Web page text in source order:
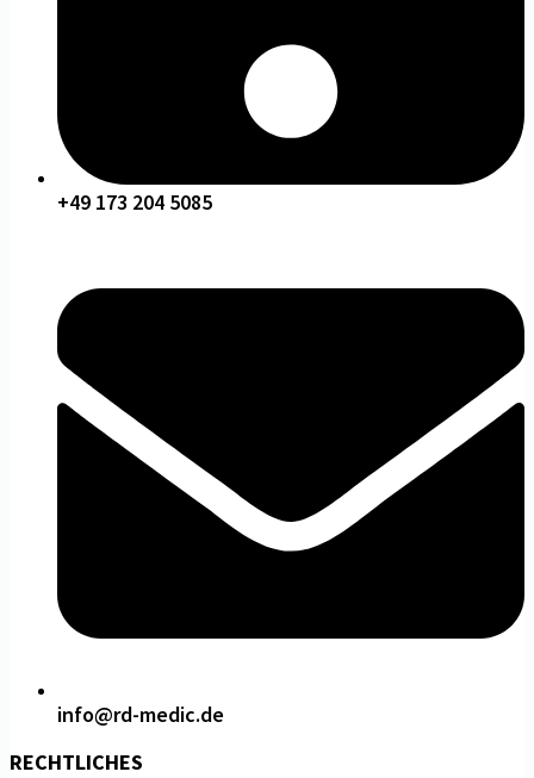
+49 173 204 5085
info@rd-medic.de
RECHTLICHES